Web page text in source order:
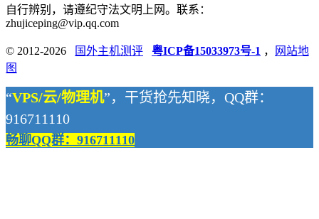
自行辨别，请遵纪守法文明上网。联系：
zhujiceping@vip.qq.com
© 2012-2026 国外主机测评 粤ICP备15033973号-1 ，
网站地
图
“VPS/云/物理机”，干货抢先知晓，QQ群：
916711110
畅聊QQ群：916711110